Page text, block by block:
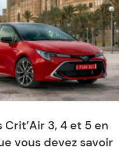
3, 4 et 5 en
vous devez savoir